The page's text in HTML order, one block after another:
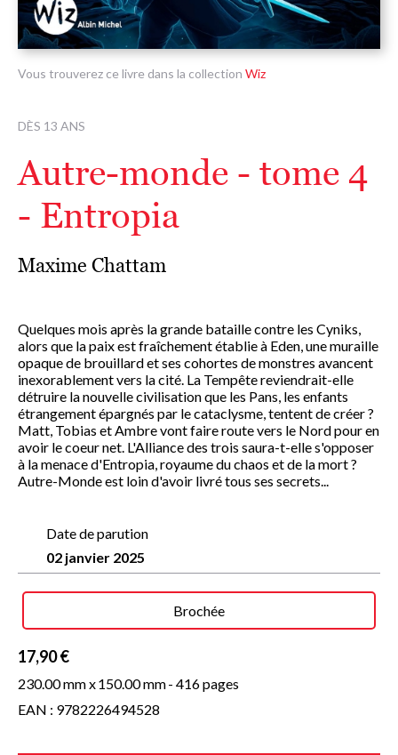
Vous trouverez ce livre dans la collection Wiz
DÈS 13 ANS
Autre-monde - tome 4
- Entropia
Maxime Chattam
Quelques mois après la grande bataille contre les Cyniks,
alors que la paix est fraîchement établie à Eden, une muraille
opaque de brouillard et ses cohortes de monstres avancent
inexorablement vers la cité. La Tempête reviendrait-elle
détruire la nouvelle civilisation que les Pans, les enfants
étrangement épargnés par le cataclysme, tentent de créer ?
Matt, Tobias et Ambre vont faire route vers le Nord pour en
avoir le coeur net. L'Alliance des trois saura-t-elle s'opposer
à la menace d'Entropia, royaume du chaos et de la mort ?
Autre-Monde est loin d'avoir livré tous ses secrets...
Date de parution
02 janvier 2025
Brochée
17,90 €
230.00 mm x150.00 mm- 416 pages
EAN : 9782226494528